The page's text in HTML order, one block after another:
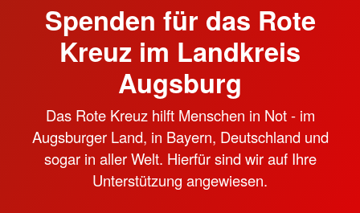
Spenden für das Rote
Kreuz im Landkreis
Augsburg
Das Rote Kreuz hilft Menschen in Not - im
Augsburger Land, in Bayern, Deutschland und
sogar in aller Welt. Hierfür sind wir auf Ihre
Unterstützung angewiesen.